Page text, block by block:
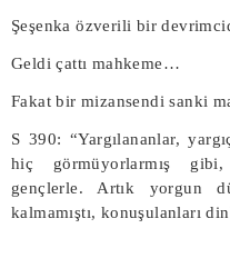
Şeşenka özverili bir
Geldi çattı mahkeme…
Fakat bir mizansendi sanki
S 390: “Yargılananlar,
hiç görmüyorlarmış gibi,
gençlerle. Artık yorgun
kalmamıştı, konuşulanları